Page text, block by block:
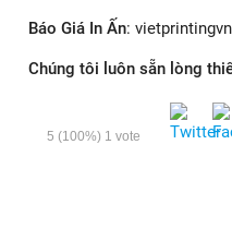
Báo Giá In Ấn: v
Chúng tôi luôn sẵn lòng
5 (100%) 1 vote